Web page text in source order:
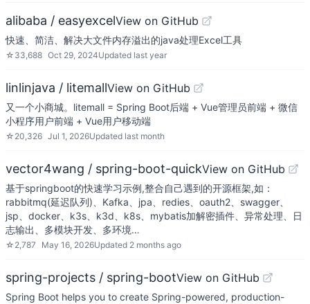
alibaba / easyexcelView on GitHub
快速、简洁、解决大文件内存溢出的java处理Excel工具
☆ 33,688 Oct 29, 2024Updated last year
linlinjava / litemallView on GitHub
又一个小商城。litemall = Spring Boot后端 + Vue管理员前端 + 微信
小程序用户前端 + Vue用户移动端
☆ 20,326 Jul 1, 2026Updated last month
vector4wang / spring-boot-quickView on GitHub
基于springboot的快速学习示例,整合自己遇到的开源框架,如：
rabbitmq(延迟队列)、Kafka、jpa、redies、oauth2、swagger、
jsp、docker、k3s、k3d、k8s、mybatis加解密插件、异常处理、日
志输出、多模块开发、多环境…
☆ 2,787 May 16, 2026Updated 2 months ago
spring-projects / spring-bootView on GitHub
Spring Boot helps you to create Spring-powered, production-